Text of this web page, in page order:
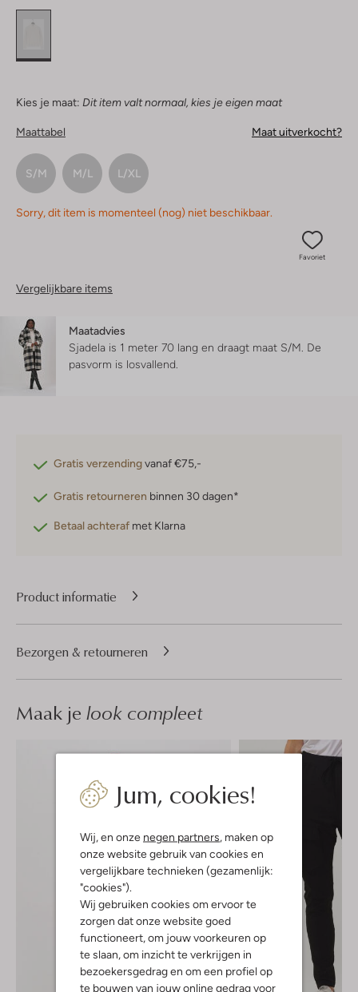
Jum, cookies!
Wij, en onze negen partners, maken op
onze website gebruik van cookies en
vergelijkbare technieken (gezamenlijk:
"cookies").
Wij gebruiken cookies om ervoor te
zorgen dat onze website goed
functioneert, om jouw voorkeuren op
te slaan, om inzicht te verkrijgen in
bezoekersgedrag en om een profiel op
te bouwen van jouw online gedrag voor
Kies je maat: Dit item valt normaal, kies je eigen maat
Maattabel Maat uitverkocht?
S/M M/L L/XL
Sorry, dit item is momenteel (nog) niet beschikbaar.
Favoriet
Vergelijkbare items
Maatadvies
Sjadela is 1 meter 70 lang en draagt maat S/M. De
pasvorm is losvallend
Gratis verzendingvanaf €75,-
Gratis retourneren binnen 30 dagen*
Betaal achteraf met Klarna
Product informatie
Bezorgen & retourneren
Maak je look compleet